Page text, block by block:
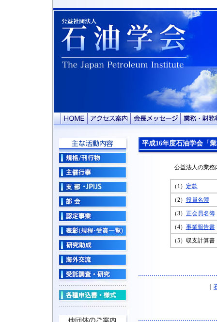
平成16年度石油学会「
公益法人の業務
（1） 定款
（2） 役員名簿
（3） 正会員名簿
（4） 事業報告書
（5）収支計算書